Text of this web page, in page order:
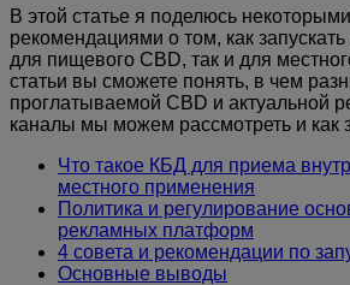
В этой статье я поделюсь
рекомендациями о том, как
для пищевого CBD, так и для
статьи вы сможете понять, в чем
проглатываемой CBD и актуальной
каналы мы можем рассмотреть и как
Что такое КБД для приема
местного применения
Политика и регулирование
рекламных платформ
4 совета и рекомендации по
Основные выводы